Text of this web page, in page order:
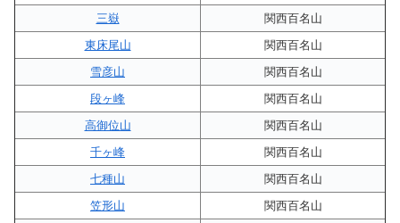
三嶽
関西百名山
東床尾山
関西百名山
雪彦山
関西百名山
段ヶ峰
関西百名山
高御位山
関西百名山
千ヶ峰
関西百名山
七種山
関西百名山
笠形山
関西百名山